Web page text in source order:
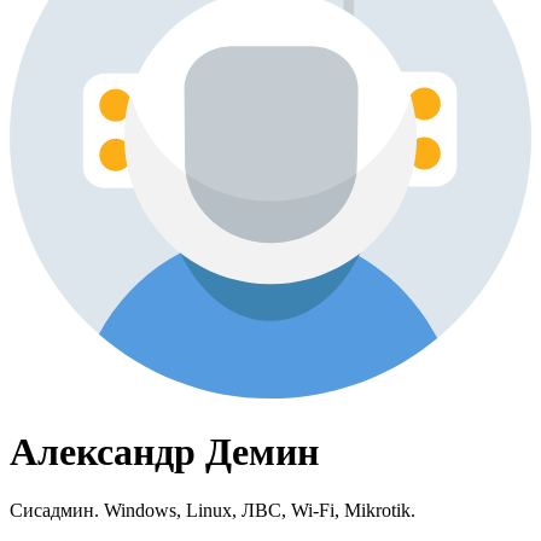
Александр Демин
Сисадмин. Windows, Linux, ЛВС, Wi-Fi, Mikrotik.